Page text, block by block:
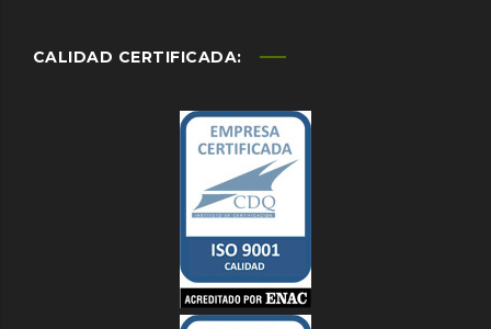
CALIDAD CERTIFICADA: